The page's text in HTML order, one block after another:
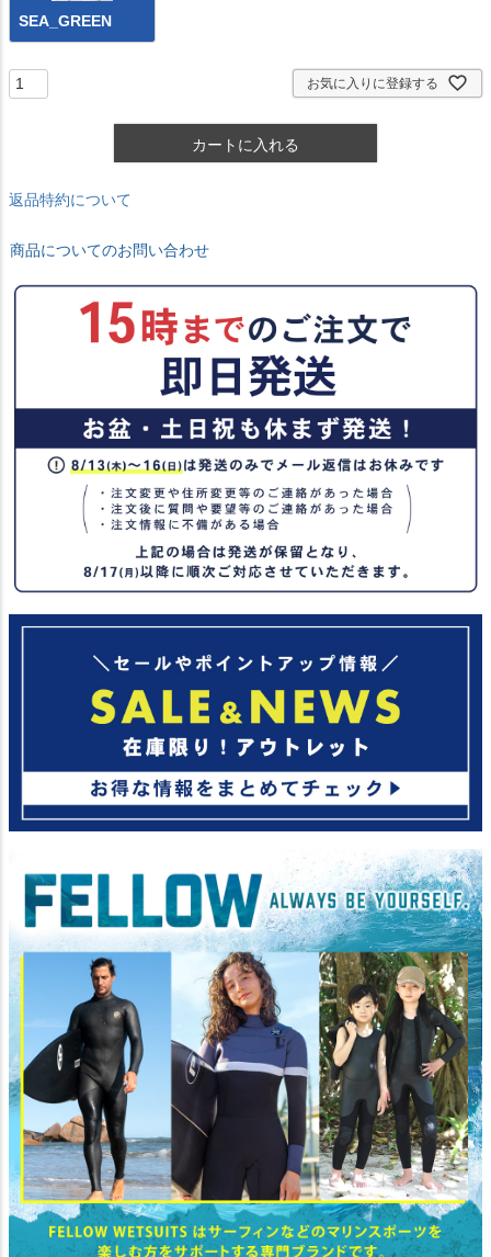
SEA_GREEN
お気に入りに登録する
カートに入れる
返品特約について
商品についてのお問い合わせ